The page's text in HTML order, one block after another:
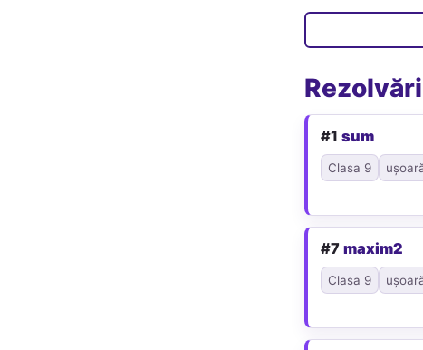
#1 sum
Clasa 9
#7 maxim2
Clasa 9